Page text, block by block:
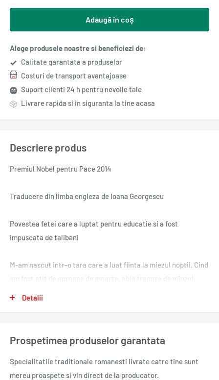
Adaugă în coș
Alege produsele noastre si beneficiezi de:
Calitate garantata a produselor
Costuri de transport avantajoase
Suport clienti 24 h pentru nevoile tale
Livrare rapida si in siguranta la tine acasa
Descriere produs
Premiul Nobel pentru Pace 2014
Traducere din limba engleza de Ioana Georgescu
Povestea fetei care a luptat pentru educatie si a fost
impuscata de talibani
M-am nascut intr-o tara care a luat fiinta la miezul noptii. Cind
am fost atit de aproape de moarte, abia trecuse de miezul
Malala Yousafzai a refuzat sa taca si a luptat pentru dreptul ei
la educatie. In ziua de marti, 9 octombrie 2012, la
cincisprezece ani, Malala aproape ca a platit cu viata aceasta
Detalii
Prospetimea produselor garantata
Specialitatile traditionale romanesti livrate catre tine sunt
mereu proaspete si vin direct de la producator.